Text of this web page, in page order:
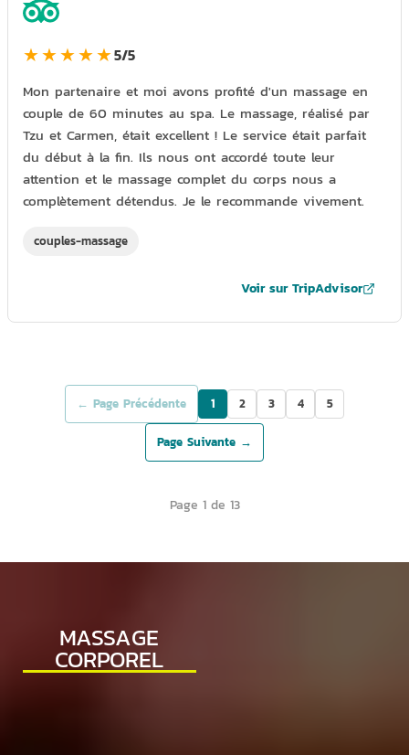
★★★★★5/5
Mon partenaire et moi avons profité d'un massage en
couple de 60 minutes au spa. Le massage, réalisé par
Tzu et Carmen, était excellent ! Le service était parfait
du début à la fin. Ils nous ont accordé toute leur
attention et le massage complet du corps nous a
complètement détendus. Je le recommande vivement.
couples-massage
Voir sur TripAdvisor
← Page Précédente 1 2 3 4 5
Page Suivante →
Page 1 de 13
MASSAGE
CORPOREL